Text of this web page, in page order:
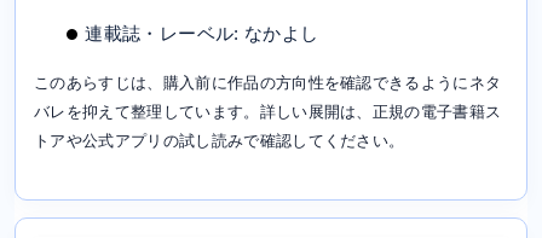
連載誌・レーベル: なかよし
このあらすじは、購入前に作品の方向性を確認できるようにネタ
バレを抑えて整理しています。詳しい展開は、正規の電子書籍ス
トアや公式アプリの試し読みで確認してください。